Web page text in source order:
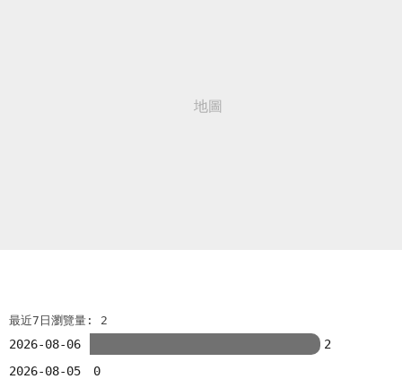
最近7日瀏覽量: 2
2026-08-06
2
2026-08-05
0